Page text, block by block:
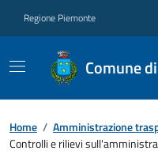
Regione Piemonte
Comune
Home / Amministrazione
Controlli e rilievi